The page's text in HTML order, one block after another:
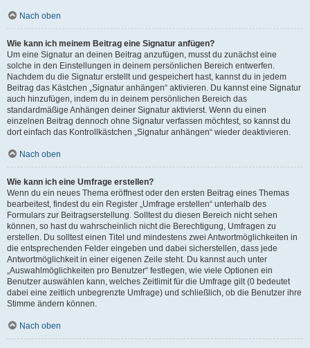
Nach oben
Wie kann ich meinem Beitrag eine Signatur anfügen?
Um eine Signatur an deinen Beitrag anzufügen, musst du zunächst eine
solche in den Einstellungen in deinem persönlichen Bereich entwerfen.
Nachdem du die Signatur erstellt und gespeichert hast, kannst du in jedem
Beitrag das Kästchen „Signatur anhängen“ aktivieren. Du kannst eine Signatur
auch hinzufügen, indem du in deinem persönlichen Bereich das
standardmäßige Anhängen deiner Signatur aktivierst. Wenn du einen
einzelnen Beitrag dennoch ohne Signatur verfassen möchtest, so kannst du
dort einfach das Kontrollkästchen „Signatur anhängen“ wieder deaktivieren.
Nach oben
Wie kann ich eine Umfrage erstellen?
Wenn du ein neues Thema eröffnest oder den ersten Beitrag eines Themas
bearbeitest, findest du ein Register „Umfrage erstellen“ unterhalb des
Formulars zur Beitragserstellung. Solltest du diesen Bereich nicht sehen
können, so hast du wahrscheinlich nicht die Berechtigung, Umfragen zu
erstellen. Du solltest einen Titel und mindestens zwei Antwortmöglichkeiten in
die entsprechenden Felder eingeben und dabei sicherstellen, dass jede
Antwortmöglichkeit in einer eigenen Zeile steht. Du kannst auch unter
„Auswahlmöglichkeiten pro Benutzer“ festlegen, wie viele Optionen ein
Benutzer auswählen kann, welches Zeitlimit für die Umfrage gilt (0 bedeutet
dabei eine zeitlich unbegrenzte Umfrage) und schließlich, ob die Benutzer ihre
Stimme ändern können.
Nach oben